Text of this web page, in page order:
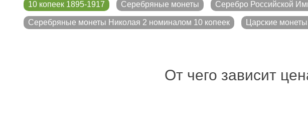
10 копеек 1895-1917 Серебряные монеты Серебро Российской
Серебряные монеты Николая 2 номиналом 10 копеек Царские монеты
От чего зависит